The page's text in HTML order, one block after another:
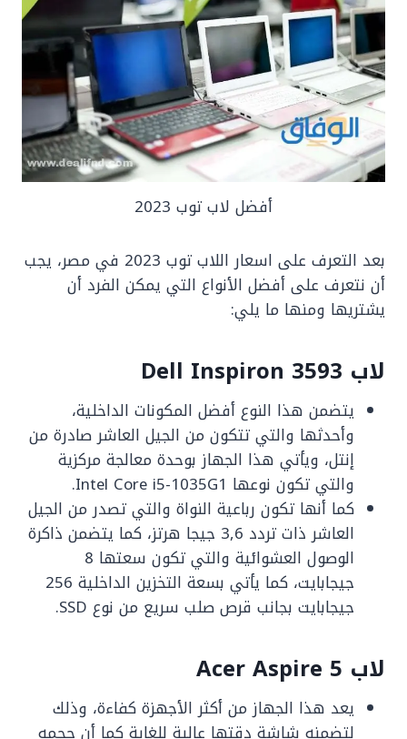
أفضل لاب توب 2023
‏بعد التعرف على اسعار اللاب توب 2023 في مصر، يجب
أن نتعرف على أفضل الأنواع التي يمكن الفرد أن
يشتريها ومنها ما يلي:
لاب Dell Inspiron 3593
‏يتضمن هذا النوع أفضل المكونات الداخلية،
وأحدثها والتي تتكون من الجيل العاشر صادرة من
إنتل، ويأتي هذا الجهاز بوحدة معالجة مركزية
والتي تكون نوعها Intel Core i5-1035G1.
‏كما أنها تكون رباعية النواة والتي تصدر من الجيل
العاشر ذات تردد 3,6 جيجا هرتز، ‏كما يتضمن ذاكرة
الوصول العشوائية والتي تكون سعتها 8
جيجابايت، كما يأتي ‏بسعة التخزين الداخلية 256
جيجابايت بجانب قرص صلب سريع من نوع SSD.
لاب Acer Aspire 5
يعد ‏هذا الجهاز من أكثر الأجهزة كفاءة، وذلك
لتضمنه شاشة دقتها عالية للغاية كما أن حجمه